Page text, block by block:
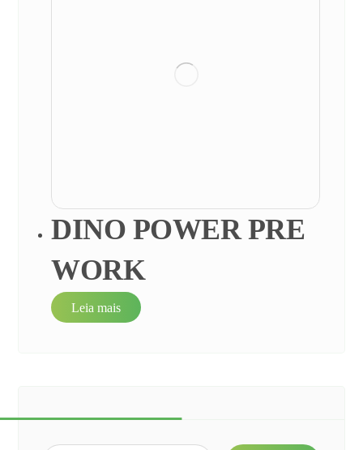
DINO POWER PRE
WORK
Leia mais